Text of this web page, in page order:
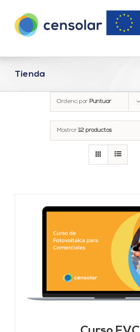
contenido
Tienda
Ordena por Puntuar
Mostrar12 productos